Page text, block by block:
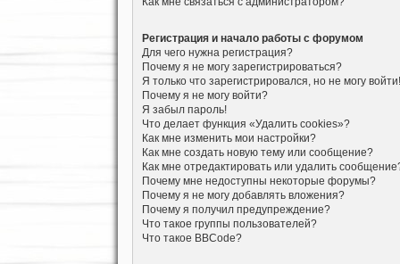
Регистрация и начало работы с форумом
Для чего нужна регистрация?
Почему я не могу зарегистрироваться?
Я только что зарегистрировался, но не могу войти!
Почему я не могу войти?
Я забыл пароль!
Что делает функция «Удалить cookies»?
Как мне изменить мои настройки?
Как мне создать новую тему или сообщение?
Как мне отредактировать или удалить
Почему мне недоступны некоторые форумы?
Почему я не могу добавлять вложения?
Почему я получил предупреждение?
Что такое группы пользователей?
Что такое BBCode?